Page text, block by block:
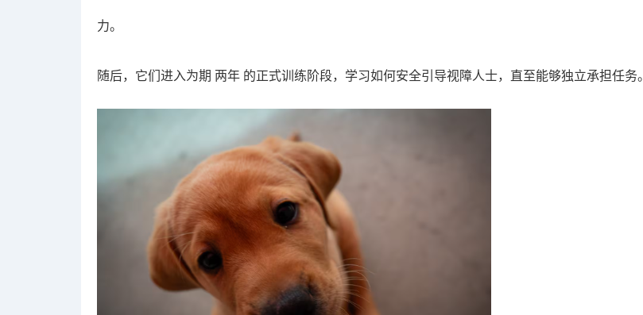
力。
随后，它们进入为期 两年 的正式训练阶段，学习如何安全引导视障人士，直至能够独立承担任务。